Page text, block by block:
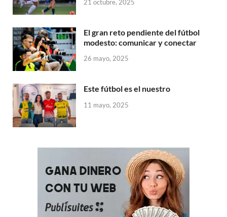
21 octubre, 2025
El gran reto pendiente del fútbol
modesto: comunicar y conectar
26 mayo, 2025
Este fútbol es el nuestro
11 mayo, 2025